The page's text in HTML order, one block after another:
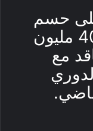
حسم
صفقة صلاح مقابل دفع 40 مليون
مع